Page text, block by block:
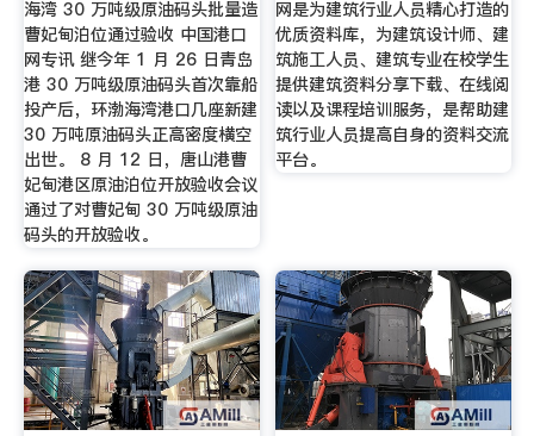
海湾 30 万吨级原油码头批量造
曹妃甸泊位通过验收 中国港口
网专讯 继今年 1 月 26 日青岛
港 30 万吨级原油码头首次靠船
投产后，环渤海湾港口几座新建
30 万吨原油码头正高密度横空
出世。 8 月 12 日，唐山港曹
妃甸港区原油泊位开放验收会议
通过了对曹妃甸 30 万吨级原油
码头的开放验收。
网是为建筑行业人员精心打造的
优质资料库，为建筑设计师、建
筑施工人员、建筑专业在校学生
提供建筑资料分享下载、在线阅
读以及课程培训服务，是帮助建
筑行业人员提高自身的资料交流
平台。